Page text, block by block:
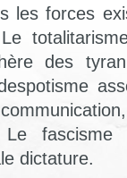
les forces
des
fascisme
dictature.